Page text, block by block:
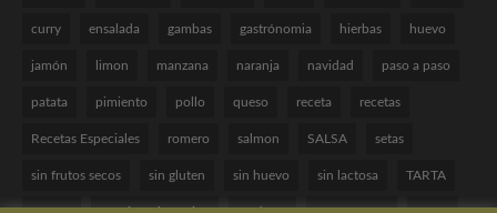
curry ensalada gambas gastrónomia hierbas huevo
jamón limon manzana naranja navidad paso a paso
patata pimiento pollo queso receta recetas
Recetas Especiales romero salmon SALSA setas
sin frutos secos sin gluten sin huevo sin lactosa TARTA